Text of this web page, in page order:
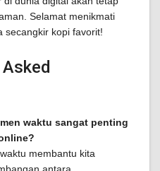
Selamat menikmati
secangkir kopi favorit!
waktu sangat penting
membantu kita